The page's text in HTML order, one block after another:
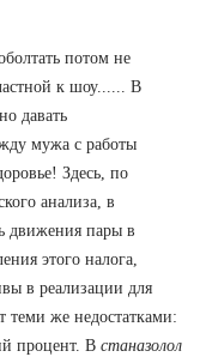
потом не
к шоу...... В
давать
мужа с работы
Здесь, по
анализа, в
движения пары в
этого налога,
в реализации для
теми же недостатками:
процент. В станазолол